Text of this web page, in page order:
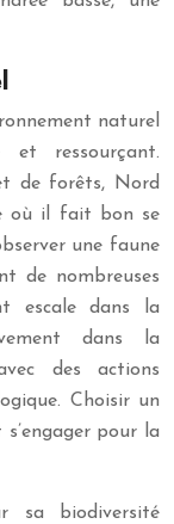
naturel
et ressourçant.
de forêts, Nord
où il fait bon se
une faune
de nombreuses
escale dans la
dans la
des actions
Choisir un
s’engager pour la
sa biodiversité